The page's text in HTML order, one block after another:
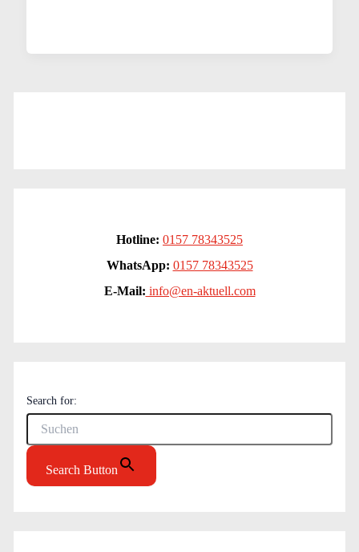
Hotline: 0157 78343525
WhatsApp: 0157 78343525
E-Mail: info@en-aktuell.com
Search for:
Search Button